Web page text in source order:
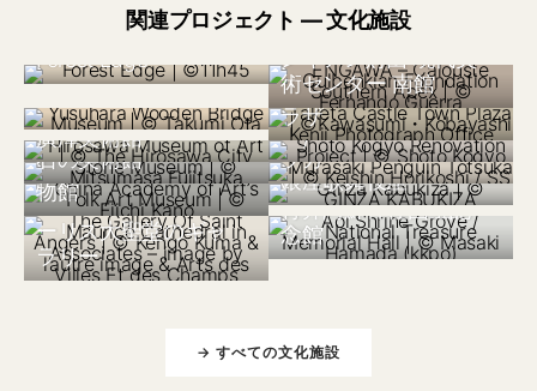
関連プロジェクト — 文化施設
Forest Edge
ポルトガル 2024
カルースト・グルベ
術センター 南館
ム 雲の上のギャラリ
ー
日本 2020
竹田市城下町交流プ
ラザ
日本 2020
廣澤美術館
日本 2022
神戸翔飛工業改装計
画(アースギャラリ
ー)
日本 2000
石の美術館
日本 2022
ムラサキペンギント
ツカ
中国 2015
中国美術学院民芸博
物館
日本 2013
銀座歌舞伎座
フランス 2020
アンジェ・サン・モ
ーリス大聖堂のギャ
ラリー
日本 2023
青井阿蘇神社国宝記
念館
→ すべての文化施設